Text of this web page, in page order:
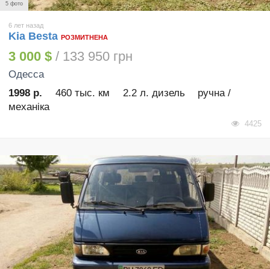
5 фото
6 лет назад
Kia Besta РОЗМИТНЕНА
3 000 $ / 133 950 грн
Одесса
1998 р.
460 тыс. км 2.2 л. дизель
ручна /
механіка
4425